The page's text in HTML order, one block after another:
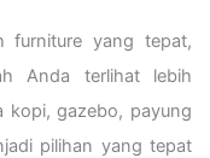
furniture yang tepat,
Anda terlihat lebih
kopi, gazebo, payung
pilihan yang tepat